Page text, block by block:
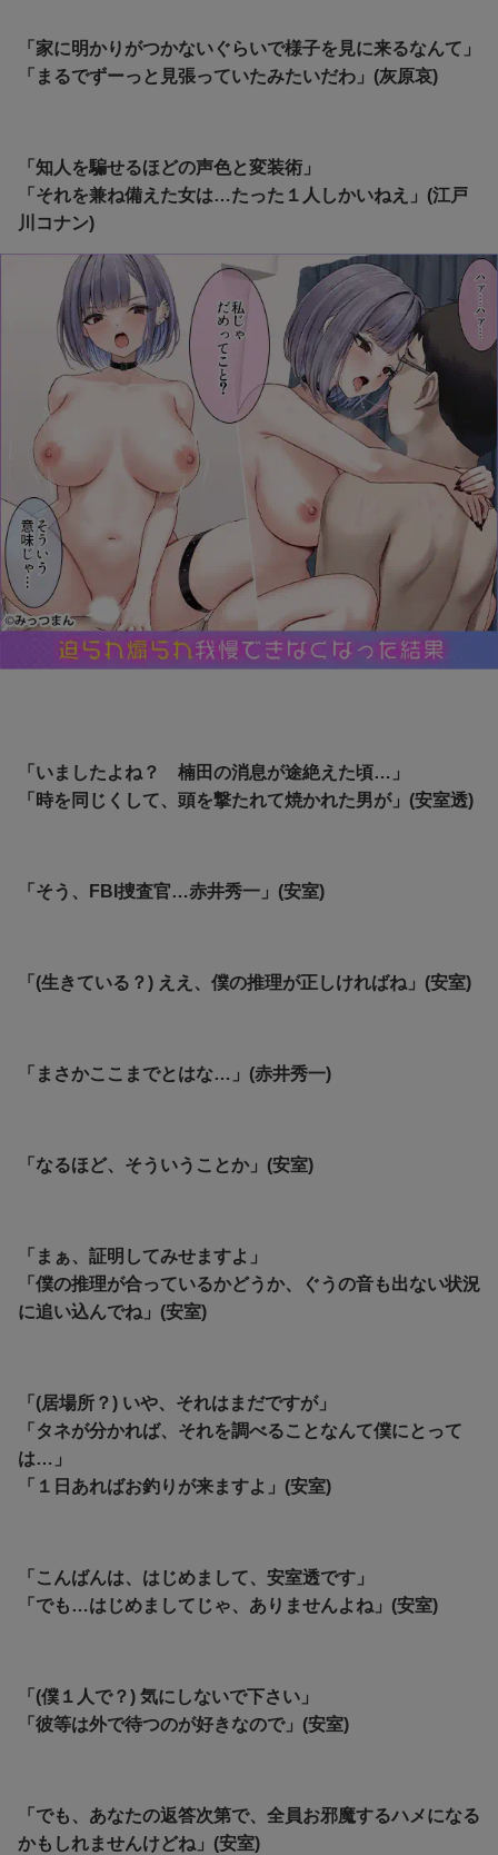
「家に明かりがつかないぐらいで様子を見に来るなんて」
「まるでずーっと見張っていたみたいだわ」(灰原哀)
「知人を騙せるほどの声色と変装術」
「それを兼ね備えた女は…たった１人しかいねえ」(江戸
川コナン)
「いましたよね？ 楠田の消息が途絶えた頃…」
「時を同じくして、頭を撃たれて焼かれた男が」(安室透)
「そう、FBI捜査官…赤井秀一」(安室)
「(生きている？) ええ、僕の推理が正しければね」(安室)
「まさかここまでとはな…」(赤井秀一)
「なるほど、そういうことか」(安室)
「まぁ、証明してみせますよ」
「僕の推理が合っているかどうか、ぐうの音も出ない状況
に追い込んでね」(安室)
「(居場所？) いや、それはまだですが」
「タネが分かれば、それを調べることなんて僕にとって
は…」
「１日あればお釣りが来ますよ」(安室)
「こんばんは、はじめまして、安室透です」
「でも…はじめましてじゃ、ありませんよね」(安室)
「(僕１人で？) 気にしないで下さい」
「彼等は外で待つのが好きなので」(安室)
「でも、あなたの返答次第で、全員お邪魔するハメになる
かもしれませんけどね」(安室)